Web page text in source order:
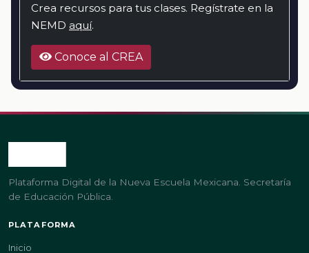
Crea recursos para tus clases. Regístrate en la
NEMD aquí.
Conoce al CREA
Plataforma Digital de la Nueva Escuela Mexicana. Secretaría
de Educación Pública.
PLATAFORMA
Inicio